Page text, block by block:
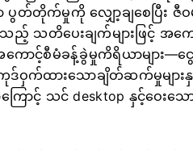
ပွတ်တိုက်မှုကို လျှော့ချစေပြီး
ည့် သတိပေးချက်များဖြင့် အ
ာင့်စီမံခန့်ခွဲမှုကိရိယာများ—ငွေ
ဝှက်ထားသောချိတ်ဆက်မှုများ
ြောင့် သင် desktop နှင့်ဝေး